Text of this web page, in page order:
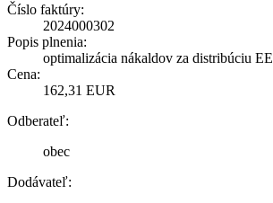
Číslo faktúry:
2024000302
Popis plnenia:
optimalizácia nákaldov za distribúciu EE
Cena:
162,31 EUR
Odberateľ:
obec
Dodávateľ: